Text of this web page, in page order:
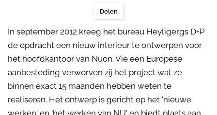
Delen
In september 2012 kreeg het bureau Heyligergs D+P
de opdracht een nieuw interieur te ontwerpen voor
het hoofdkantoor van Nuon. Vie een Europese
aanbesteding verworven zij het project wat ze
binnen exact 15 maanden hebben weten te
realiseren. Het ontwerp is gericht op het 'nieuwe
werken' en 'het werken van NU' en biedt plaats aan